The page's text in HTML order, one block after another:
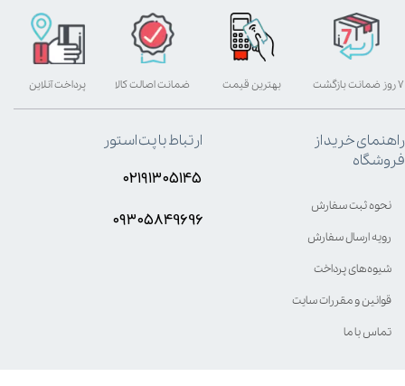
بهترین قیمت پرداخت آنلاین ۷ روز ضمانت بازگشت ضمانت اصالت کالا
راهنمای خرید از
فروشگاه
نحوه ثبت سفارش
رویه ارسال سفارش
شیوه‌های پرداخت
قوانین و مقررات سایت
تماس با ما
ارتباط با پت استور
۰۲۱۹۱۳۰۵۱۴۵
۰۹۳۰۵8۴9696